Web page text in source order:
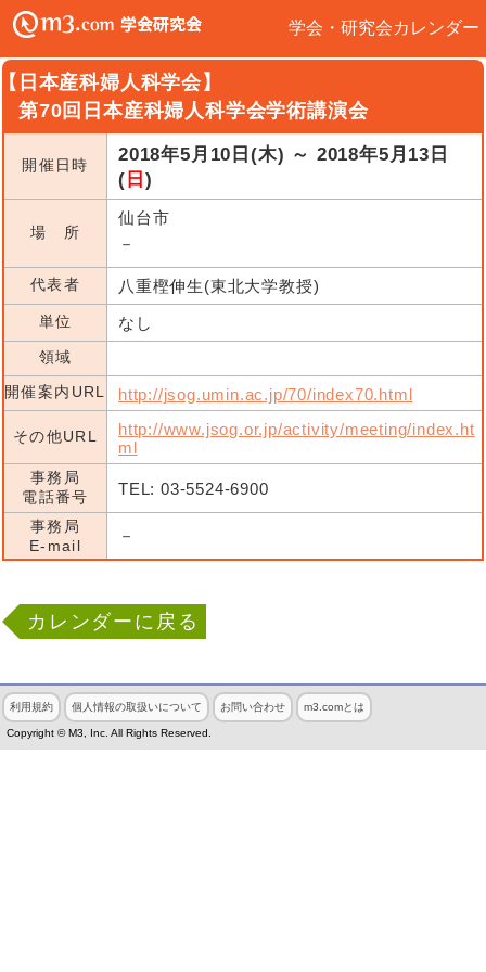
学会・研究会カレンダー
日本産科婦人科学会】
第70回日本産科婦人科学会学術講演会
開催日時
2018年5月10日(木) ～ 2018年5月13日
( 日 )
場 所
仙台市
－
代表者 八重樫伸生(東北大学教授)
単位 なし
領域
開催案内URL
http://jsog.umin.ac.jp/70/index70.html
その他URL
http://www.jsog.or.jp/activity/meeting/index.ht
ml
事務局
電話番号
TEL: 03-5524-6900
事務局
E-mail
－
カレンダーに戻る
利用規約 個人情報の取扱いについて お問い合わせ m3.comとは
Copyright © M3, Inc. All Rights Reserved.